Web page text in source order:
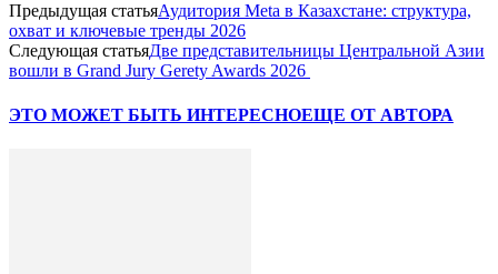
Предыдущая статьяАудитория Meta в Казахстане: структура,
охват и ключевые тренды 2026
Следующая статьяДве представительницы Центральной Азии
вошли в Grand Jury Gerety Awards 2026
ЭТО МОЖЕТ БЫТЬ ИНТЕРЕСНОЕЩЕ ОТ АВТОРА